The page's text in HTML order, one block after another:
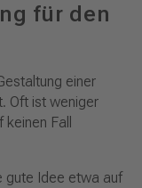
für den
einer
Oft ist weniger
Fall
gute Idee etwa auf